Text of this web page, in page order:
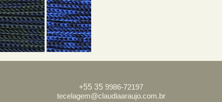
+55 35 9986-72197
tecelagem@claudiaaraujo.com.br